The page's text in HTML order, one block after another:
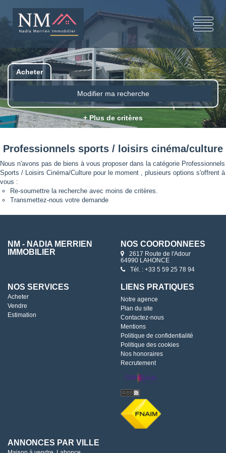
Acheter
Modifier ma recherche
+ Plus de critères
Professionnels sports / loisirs cinéma/culture
Nous n'avons pas de biens à vous proposer dans la catégorie Professionnels
Sports / Loisirs Cinéma/Culture pour le moment , plusieurs options s'offrent à
vous :
Re-soumettre la recherche avec moins de critères.
Transmettez-nous votre demande
NM - NADIA MERRIEN
IMMOBILIER
NOS COORDONNÉES
2617 Route de l'Adour
64990 LAHONCE
Tél. : +33 5 59 25 78 94
NOS SERVICES
Acheter
Vendre
Estimation
LIENS PRATIQUES
Notre agence
Plan du site
Contactez-nous
Mentions
Politique de confidentialité
Politique des cookies
Nos honoraires
Recrutement
ANNONCES PAR VILLE